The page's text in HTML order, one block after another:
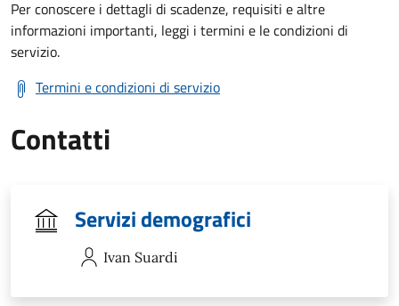
Per conoscere i dettagli di scadenze, requisiti e altre
informazioni importanti, leggi i termini e le condizioni di
servizio.
Termini e condizioni di servizio
Contatti
Servizi demografici
Ivan Suardi